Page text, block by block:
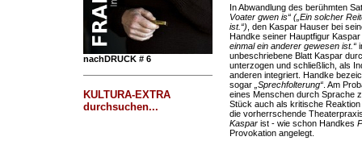
nachDRUCK # 6
KULTURA-EXTRA
durchsuchen...
In Abwandlung des berühmten
Voater gwen is“ („Ein solcher
ist.“) , den Kaspar Hauser bei
Handke seiner Hauptfigur
einmal ein anderer gewesen ist.“
unbeschriebene Blatt Kaspar
unterzogen und schließlich, als
anderen integriert. Handke
sogar „Sprechfolterung“. Am
eines Menschen durch Sprache
Stück auch als kritische
die vorherrschende
Kasparist - wie schon Handkes
Provokation angelegt.